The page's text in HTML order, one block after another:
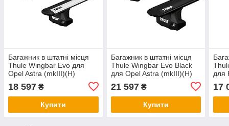
Багажник в штатні місця
Thule Wingbar Evo для
Opel Astra (mkIII)(H)
(хетчбек) 2004-2014 (TH
7111-7107-7089)
18 597 ₴
Купити
Багажник в штатні місця
Thule Wingbar Evo Black
для Opel Astra (mkIII)(H)
(хетчбек) 2004-2014 (TH
7111B-7107-7089)
21 597₴
Купити
для
17